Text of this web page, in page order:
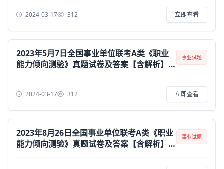
2024-03-17 312 立即查看
2023年5月7日全国事业单位联考A类《职业
能力倾向测验》真题试卷及答案【含解析】
南/安徽/甘肃/江西/重庆/四川/陕西/青海/山
西/新疆/辽宁）
事业试题
2024-03-17 312 立即查看
2023年8月26日全国事业单位联考A类《职业
能力倾向测验》真题试卷及答案【含解析】
事业试题